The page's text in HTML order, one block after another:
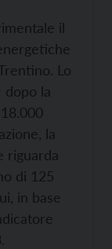
il
Lo
dopo la
la
riguarda
di 125
in base